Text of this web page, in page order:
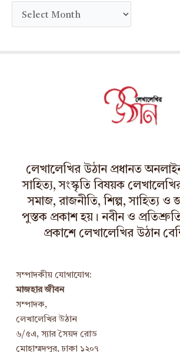
r
লেখালেখির উঠান প্রধানত
সাহিত্য, সংস্কৃতি বিষয়ক লেখালেখির
সমাজ, রাজনীতি, শিল্প, সাহিত্য ও
পুস্তক প্রকাশ হয়। নবীন ও
প্রকাশে লেখালেখির উঠান
সম্পাদকীয় যোগাযোগ:
মাজহার জীবন
সম্পাদক,
লেখালেখির উঠান
৬/৫এ, স্যার সৈয়দ রোড
মোহাম্মদপুর, ঢাকা ১২০৭